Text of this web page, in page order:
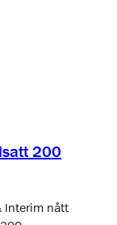
200
Interim nått